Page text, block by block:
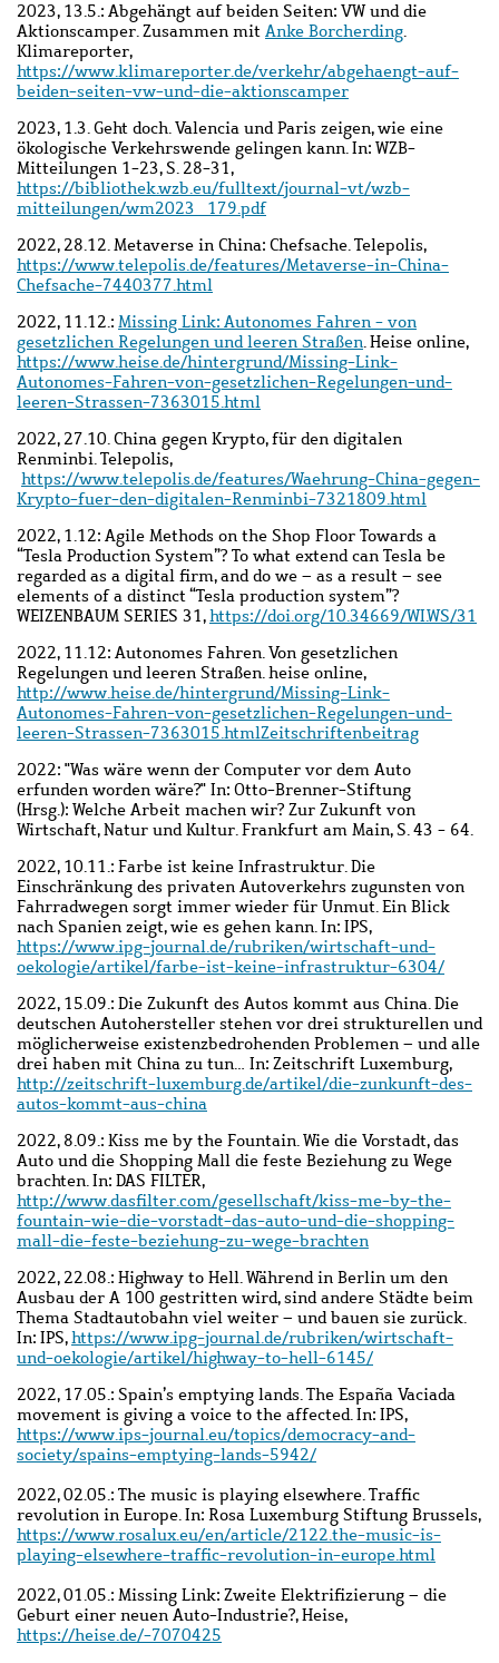
2023, 13.5.: Abgehängt auf beiden Seiten: VW und die
Aktionscamper. Zusammen mit Anke Borcherding.
Klimareporter,
https://www.klimareporter.de/verkehr/abgehaengt-auf-
beiden-seiten-vw-und-die-aktionscamper
2023, 1.3. Geht doch. Valencia und Paris zeigen, wie eine
ökologische Verkehrswende gelingen kann. In: WZB-
Mitteilungen 1-23, S. 28-31,
https://bibliothek.wzb.eu/fulltext/journal-vt/wzb-
mitteilungen/wm2023_179.pdf
2022, 28.12. Metaverse in China: Chefsache. Telepolis,
https://www.telepolis.de/features/Metaverse-in-China-
Chefsache-7440377.html
2022, 11.12.: Missing Link: Autonomes Fahren - von
gesetzlichen Regelungen und leeren Straßen. Heise online,
https://www.heise.de/hintergrund/Missing-Link-
Autonomes-Fahren-von-gesetzlichen-Regelungen-und-
leeren-Strassen-7363015.html
2022, 27.10. China gegen Krypto, für den digitalen
Renminbi. Telepolis,
https://www.telepolis.de/features/Waehrung-China-gegen-
Krypto-fuer-den-digitalen-Renminbi-7321809.html
2022, 1.12: Agile Methods on the Shop Floor Towards a
“Tesla Production System”? To what extend can Tesla be
regarded as a digital firm, and do we – as a result – see
elements of a distinct “Tesla production system”?
WEIZENBAUM SERIES 31,https://doi.org/10.34669/WI.WS/31
2022, 11.12: Autonomes Fahren. Von gesetzlichen
Regelungen und leeren Straßen. heise online,
http://www.heise.de/hintergrund/Missing-Link-
Autonomes-Fahren-von-gesetzlichen-Regelungen-und-
leeren-Strassen-7363015.htmlZeitschriftenbeitrag
2022: "Was wäre wenn der Computer vor dem Auto
erfunden worden wäre?" In: Otto-Brenner-Stiftung
(Hrsg.): Welche Arbeit machen wir? Zur Zukunft von
Wirtschaft, Natur und Kultur. Frankfurt am Main, S. 43 - 64.
2022, 10.11.: Farbe ist keine Infrastruktur. Die
Einschränkung des privaten Autoverkehrs zugunsten von
Fahrradwegen sorgt immer wieder für Unmut. Ein Blick
nach Spanien zeigt, wie es gehen kann.In: IPS,
https://www.ipg-journal.de/rubriken/wirtschaft-und-
oekologie/artikel/farbe-ist-keine-infrastruktur-6304/
2022, 15.09.: Die Zukunft des Autos kommt aus China. Die
deutschen Autohersteller stehen vor drei strukturellen und
möglicherweise existenzbedrohenden Problemen – und alle
drei haben mit China zu tun… In: Zeitschrift Luxemburg,
http://zeitschrift-luxemburg.de/artikel/die-zunkunft-des-
autos-kommt-aus-china
2022, 8.09.: Kiss me by the Fountain. Wie die Vorstadt, das
Auto und die Shopping Mall die feste Beziehung zu Wege
brachten. In: DAS FILTER,
http://www.dasfilter.com/gesellschaft/kiss-me-by-the-
fountain-wie-die-vorstadt-das-auto-und-die-shopping-
mall-die-feste-beziehung-zu-wege-brachten
2022, 22.08.: Highway to Hell. Während in Berlin um den
Ausbau der A 100 gestritten wird, sind andere Städte beim
Thema Stadtautobahn viel weiter – und bauen sie zurück.
In: IPS,https://www.ipg-journal.de/rubriken/wirtschaft-
und-oekologie/artikel/highway-to-hell-6145/
2022, 17.05.: Spain’s emptying lands. The España Vaciada
movement is giving a voice to the affected. In: IPS,
https://www.ips-journal.eu/topics/democracy-and-
society/spains-emptying-lands-5942/
2022, 02.05.: The music is playing elsewhere. Traffic
revolution in Europe. In: Rosa Luxemburg Stiftung Brussels,
https://www.rosalux.eu/en/article/2122.the-music-is-
playing-elsewhere-traffic-revolution-in-europe.html
2022, 01.05.: Missing Link: Zweite Elektrifizierung – die
Geburt einer neuen Auto-Industrie?, Heise,
https://heise.de/-7070425